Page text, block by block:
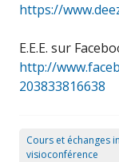
https://
E.E.E. sur
http://
203833816638
Cours et échanges
visioconférence